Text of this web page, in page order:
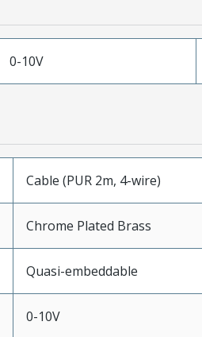
0-10V
Cable (PUR 2m, 4-wire)
Chrome Plated Brass
Quasi-embeddable
0-10V